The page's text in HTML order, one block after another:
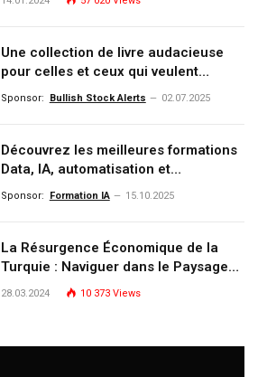
Une collection de livre audacieuse
pour celles et ceux qui veulent
comprendre, investir et dominer le
Sponsor: Bullish Stock Alerts 02.07.2025
Découvrez les meilleures formations
Data, IA, automatisation et
investissement (gestion de
Sponsor: Formation IA 15.10.2025
La Résurgence Économique de la
Turquie : Naviguer dans le Paysage
Post-Crise
28.03.2024 10 373 Views